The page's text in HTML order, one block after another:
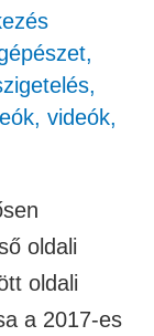
,
, videók,
oldali
oldali
a 2017-es